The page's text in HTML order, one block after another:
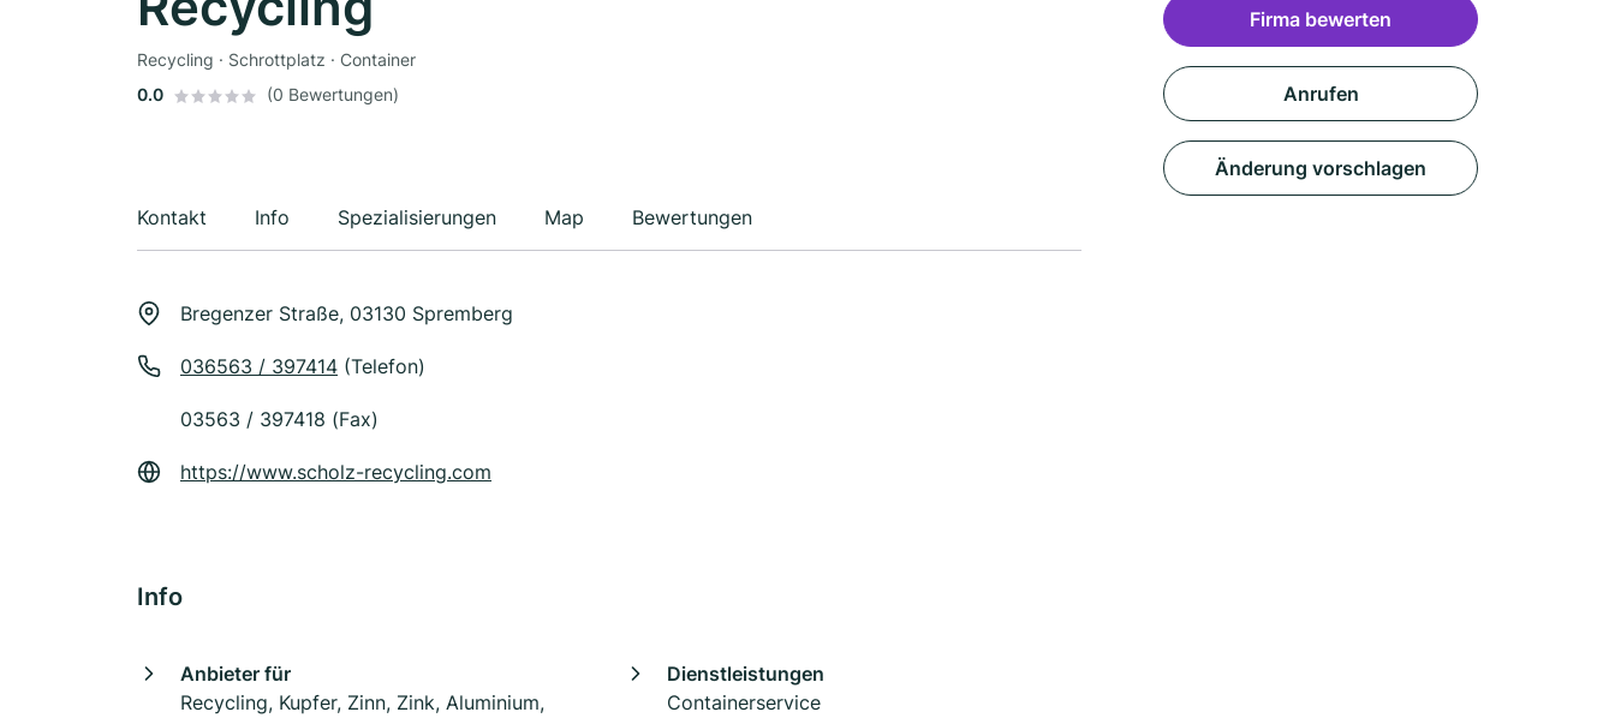
Recycling · Schrottplatz · Container
0.0
(0 Bewertungen)
Kontakt Info Spezialisierungen Map Bewertungen
Bregenzer Straße, 03130 Spremberg
036563 / 397414 (Telefon)
03563 / 397418 (Fax)
https://www.scholz-recycling.com
Info
Anbieter für
Recycling, Kupfer, Zinn, Zink, Aluminium,
Dienstleistungen
Containerservice
Firma bewerten
Anrufen
Änderung vorschlagen